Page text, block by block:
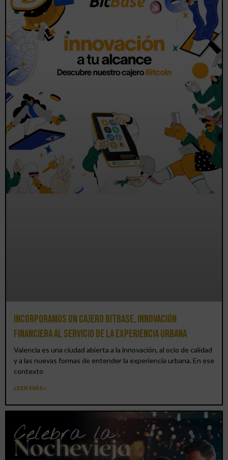
Incorporamos un cajero BitBase, innovación
financiera al servicio de la experiencia urbana
Valencia es una ciudad abierta a la innovación, al ocio de calidad
y a las nuevas formas de entender la experiencia urbana. En ese
contexto
LEER MÁS »